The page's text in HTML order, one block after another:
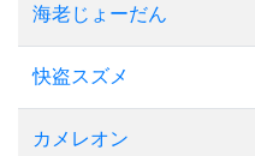
海老じょーだん
快盗スズメ
カメレオン